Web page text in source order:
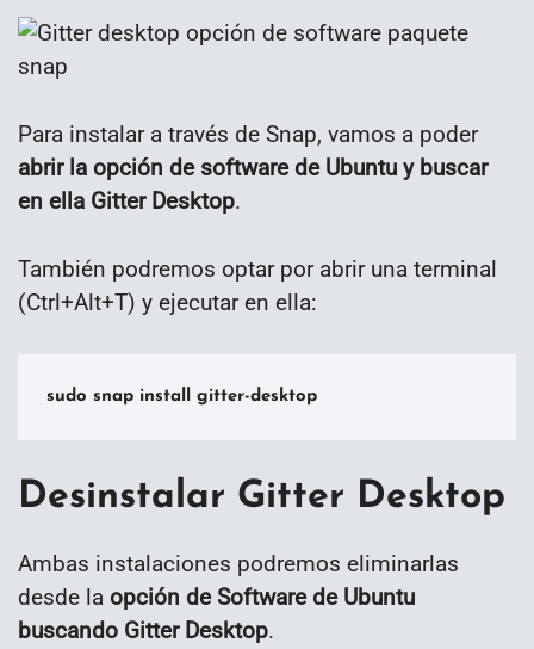
Para instalar a través de Snap, vamos a poder
abrir la opción de software de Ubuntu y buscar
en ella Gitter Desktop.
También podremos optar por abrir una terminal
(Ctrl+Alt+T) y ejecutar en ella:
sudo snap install gitter-desktop
Desinstalar Gitter Desktop
Ambas instalaciones podremos eliminarlas
desde la opción de Software de Ubuntu
buscando Gitter Desktop.